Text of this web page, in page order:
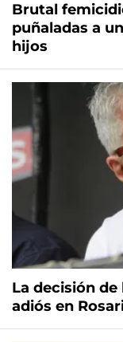
Brutal
puñaladas a
hijos
La decisión
adiós en